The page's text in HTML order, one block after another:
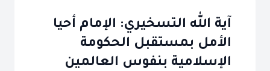
آية الله التسخيري: الإمام أحيا
الأمل بمستقبل الحكومة
الإسلامية بنفوس العالمين